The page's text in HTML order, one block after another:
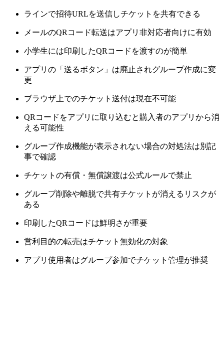
ラインで招待URLを送信しチケットを共有できる
メールのQRコード転送はアプリ非対応者向けに有効
小学生には印刷したQRコードを渡すのが簡単
アプリの「送るボタン」は廃止されグループ作成に変
更
ブラウザ上でのチケット送付は現在不可能
QRコードをアプリに取り込むと購入者のアプリから消
える可能性
グループ作成機能が表示されない場合の対処法は別記
事で確認
チケットの有償・無償譲渡は公式ルールで禁止
グループ削除や離脱で共有チケットが消えるリスクが
ある
印刷したQRコードは鮮明さが重要
営利目的の転売はチケット無効化の対象
アプリ使用者はグループ参加でチケット管理が推奨